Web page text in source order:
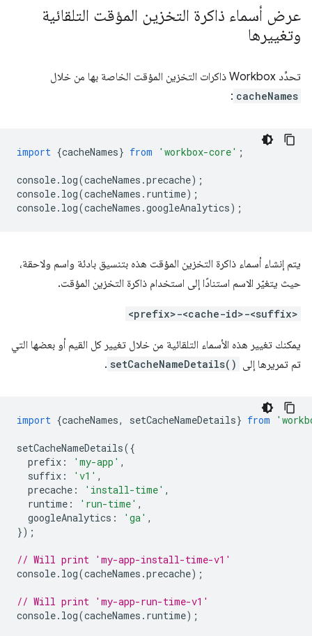
عرض أسماء ذاكرة التخزين المؤقت التلقائية
وتغييرها
تحدِّد Workbox ذاكرات التخزين المؤقت الخاصة بها من خلال
cacheNames
:
import {cacheNames} from 'workbox-core' ;
console. log(cacheNames .precache);
console. log(cacheNames . runtime);
console. log(cacheNames .googleAnalytics);
يتم إنشاء أسماء ذاكرة التخزين المؤقت هذه بتنسيق بادئة واسم ولاحقة،
حيث يتغيّر الاسم استنادًا إلى استخدام ذاكرة التخزين المؤقت.
<prefix>-<cache-id>-<suffix>
يمكنك تغيير هذه الأسماء التلقائية من خلال تغيير كل القيم أو بعضها التي
تم تمريرها إلى setCacheNameDetails()
.
import {cacheNames, setCacheNameDetails} from
setCacheNameDetails({
prefix : 'my-app' ,
suffix : 'v1' ,
precache : 'install-time' ,
runtime : 'run-time' ,
googleAnalytics : 'ga' ,
});
// Will print 'my-app-install-time-v1'
console. log(cacheNames .precache);
// Will print 'my-app-run-time-v1'
console. log(cacheNames . runtime);